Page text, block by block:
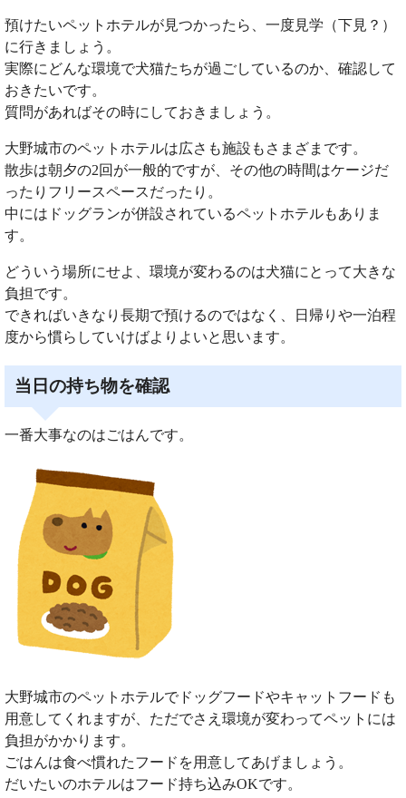
預けたいペットホテルが見つかったら、一度見学（下見？）
に行きましょう。
実際にどんな環境で犬猫たちが過ごしているのか、確認して
おきたいです。
質問があればその時にしておきましょう。
大野城市のペットホテルは広さも施設もさまざまです。
散歩は朝夕の2回が一般的ですが、その他の時間はケージだ
ったりフリースペースだったり。
中にはドッグランが併設されているペットホテルもありま
す。
どういう場所にせよ、環境が変わるのは犬猫にとって大きな
負担です。
できればいきなり長期で預けるのではなく、日帰りや一泊程
度から慣らしていけばよりよいと思います。
当日の持ち物を確認
一番大事なのはごはんです。
大野城市のペットホテルでドッグフードやキャットフードも
用意してくれますが、ただでさえ環境が変わってペットには
負担がかかります。
ごはんは食べ慣れたフードを用意してあげましょう。
だいたいのホテルはフード持ち込みOKです。